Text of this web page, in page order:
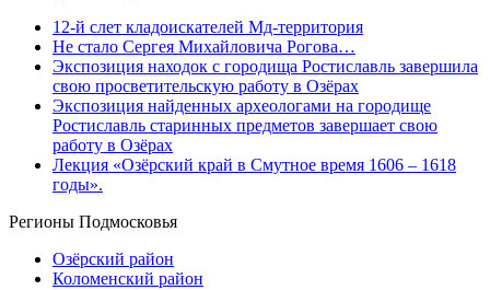
12-й слет кладоискателей Мд-территория
Не стало Сергея Михайловича Рогова…
Экспозиция находок с городища Ростиславль завершила
свою просветительскую работу в Озёрах
Экспозиция найденных археологами на городище
Ростиславль старинных предметов завершает свою
работу в Озёрах
Лекция «Озёрский край в Смутное время 1606 – 1618
годы».
Регионы Подмосковья
Озёрский район
Коломенский район